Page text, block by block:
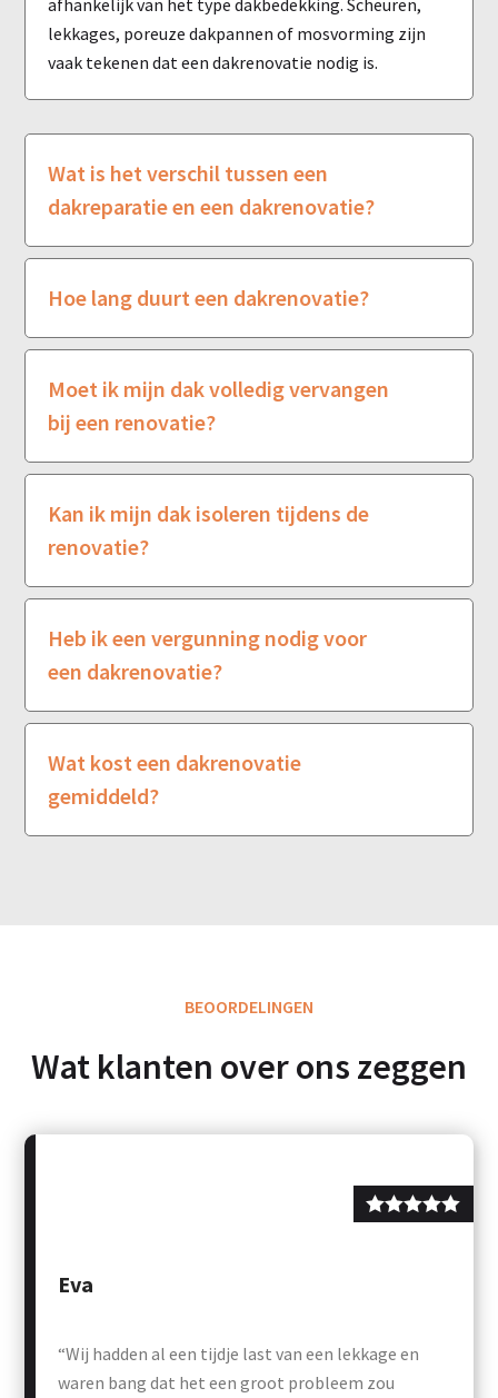
lekkages, poreuze dakpannen of mosvorming zijn
vaak tekenen dat een dakrenovatie nodig is.
Wat is het verschil tussen een
dakreparatie en een dakrenovatie?
Hoe lang duurt een dakrenovatie?
Moet ik mijn dak volledig vervangen
bij een renovatie?
Kan ik mijn dak isoleren tijdens de
renovatie?
Heb ik een vergunning nodig voor
een dakrenovatie?
Wat kost een dakrenovatie
gemiddeld?
BEOORDELINGEN
Wat klanten over ons zeggen
“Wij hadden al een tijdje last van een lekkage en
waren bang dat het een groot probleem zou
Eva